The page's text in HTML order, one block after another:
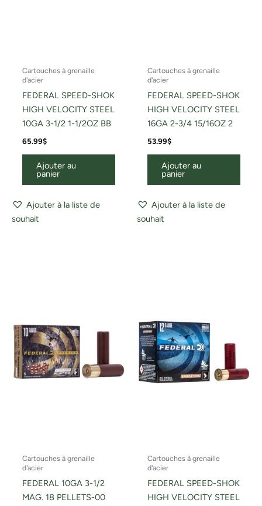
Cartouches à grenaille
d'acier
FEDERAL SPEED-SHOK
HIGH VELOCITY STEEL
10GA 3-1/2 1-1/2OZ BB
65.99$
Ajouter au
panier
Ajouter à la liste de
souhait
Cartouches à grenaille
d'acier
FEDERAL SPEED-SHOK
HIGH VELOCITY STEEL
16GA 2-3/4 15/16OZ 2
53.99$
Ajouter au
panier
Ajouter à la liste de
souhait
Cartouches à grenaille
d'acier
FEDERAL 10GA 3-1/2
MAG. 18 PELLETS-00
Cartouches à grenaille
d'acier
FEDERAL SPEED-SHOK
HIGH VELOCITY STEEL